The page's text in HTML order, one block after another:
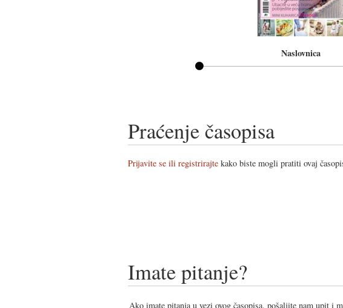
Naslovnica
Praćenje časopisa
Prijavite se ili registrirajte kako biste mogli pratiti ovaj
Imate pitanje?
Ako imate pitanja u vezi ovog časopisa, pošaljite nam upit i